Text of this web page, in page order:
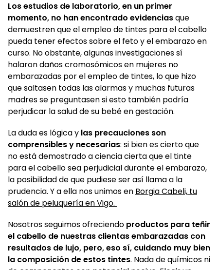
Los estudios de laboratorio, en un primer
momento, no han encontrado evidenciasque
demuestren que el empleo de tintes para el cabello
pueda tener efectos sobre el feto y el embarazo en
curso. No obstante, algunas investigaciones sí
halaron daños cromosómicos en mujeres no
embarazadas por el empleo de tintes, lo que hizo
que saltasen todas las alarmas y muchas futuras
madres se preguntasen si esto también podría
perjudicar la salud de su bebé en gestación.
La duda es lógica y las precauciones son
comprensibles y necesarias: si bien es cierto que
no está demostrado a ciencia cierta que el tinte
para el cabello sea perjudicial durante el embarazo,
la posibilidad de que pudiese ser así llama a la
prudencia. Y a ella nos unimos en Borgia Cabeli, tu
salón de peluquería en Vigo.
Nosotros seguimos ofreciendo productos para teñir
el cabello de nuestras clientas embarazadas con
resultados de lujo, pero, eso sí, cuidando muy bien
la composición de estos tintes. Nada de químicos ni